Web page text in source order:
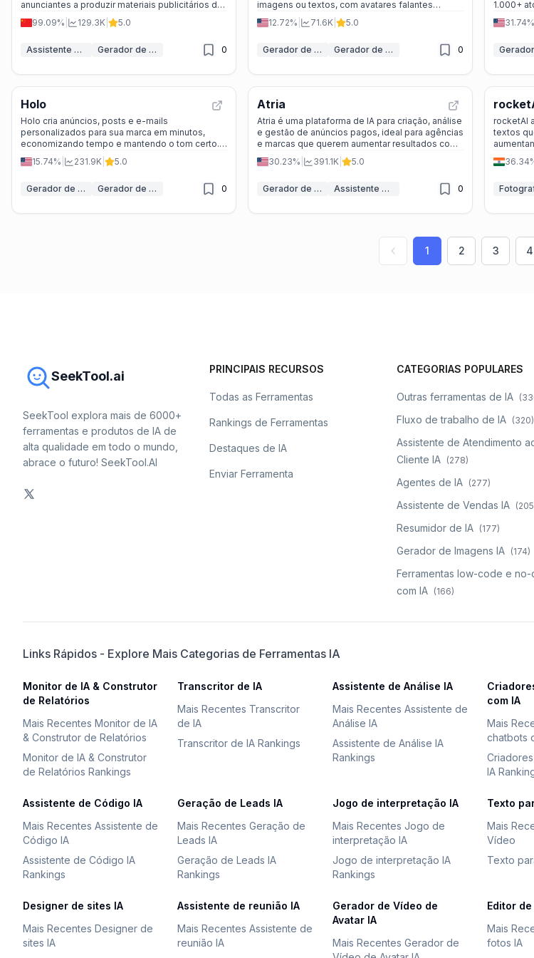
anunciantes a produzir materiais publicitários de
forma rápida e eficiente, com ferramentas para
inspiração, ativos, indústrias específicas e mais.
99.09% 129.3K 5.0
Assistente Criativo de Anúncios IA Gerador de Anúncios IA 0
imagens ou textos, com avatares falantes
realistas e diversos estilos de edição.
12.72% 71.6K 5.0
Gerador de Vídeos UGC com IA Gerador de Vídeo de Avatar IA 0
1.000+
31.74%
Holo
Holo cria anúncios, posts e e-mails
personalizados para sua marca em minutos,
economizando tempo e mantendo o tom certo.
Fácil, rápido e seguro.
15.74% 231.9K 5.0
Gerador de Anúncios IA Gerador de postagens em redes sociais IA 0
Atria
Atria é uma plataforma de IA para criação, análise
e gestão de anúncios pagos, ideal para agências
e marcas que querem aumentar resultados com
rapidez e praticidade.
30.23% 391.1K 5.0
Gerador de Anúncios IA Assistente Criativo de Anúncios IA 0
rocketAI
textos
forma
1 2 3 4
SeekTool.ai
SeekTool explora mais de 6000+
ferramentas e produtos de IA de
alta qualidade em todo o mundo,
abrace o futuro! SeekTool.AI
PRINCIPAIS RECURSOS
Todas as Ferramentas
Rankings de Ferramentas
Destaques de IA
Enviar Ferramenta
CATEGORIAS POPULARES
Outras ferramentas de IA (
Fluxo de trabalho de IA (320)
Assistente de Atendimento
Cliente IA
(278)
Agentes de IA (277)
Assistente de Vendas IA (205
Resumidor de IA (177)
Gerador de Imagens IA (174)
Ferramentas low-code e
com IA
(166)
Links Rápidos - Explore Mais Categorias de Ferramentas IA
Monitor de IA & Construtor
de Relatórios
Mais Recentes Monitor de IA
& Construtor de Relatórios
Monitor de IA & Construtor
de Relatórios Rankings
Transcritor de IA
Mais Recentes Transcritor
de IA
Transcritor de IA Rankings
Assistente de Análise IA
Mais Recentes Assistente de
Análise IA
Assistente de Análise IA
Rankings
com IA
Mais
chatbots
IA
Assistente de Código IA
Mais Recentes Assistente de
Código IA
Assistente de Código IA
Rankings
Geração de Leads IA
Mais Recentes Geração de
Leads IA
Geração de Leads IA
Rankings
Jogo de interpretação IA
Mais Recentes Jogo de
interpretação IA
Jogo de interpretação IA
Rankings
Texto
Mais
Vídeo
Texto
Designer de sites IA
Mais Recentes Designer de
sites IA
Assistente de reunião IA
Mais Recentes Assistente de
reunião IA
Gerador de Vídeo de
Avatar IA
Mais Recentes Gerador de
Editor
Mais
fotos IA